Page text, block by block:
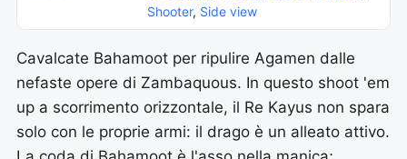
Shooter, Side view
Cavalcate Bahamoot per ripulire Agamen dalle
nefaste opere di Zambaquous. In questo shoot 'em
up a scorrimento orizzontale, il Re Kayus non spara
solo con le proprie armi: il drago è un alleato attivo.